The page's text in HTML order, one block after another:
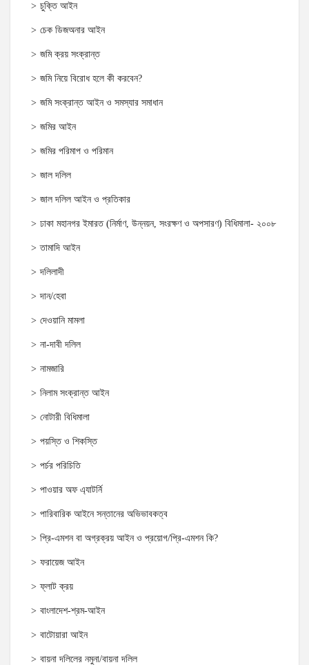
চুক্তি আইন
চেক ডিজঅনার আইন
জমি ক্রয় সংক্রান্ত
জমি নিয়ে বিরোধ হলে কী করবেন?
জমি সংক্রান্ত আইন ও সমস্যার সমাধান
জমির আইন
জমির পরিমাপ ও পরিমান
জাল দলিল
জাল দলিল আইন ও প্রতিকার
ঢাকা মহানগর ইমারত (নির্মাণ, উন্নয়ন, সংরক্ষণ ও অপসারণ) বিধিমালা- ২০০৮
তামাদি আইন
দলিলাদী
দান/হেবা
দেওয়ানি মামলা
না-দাবী দলিল
নামজারি
নিলাম সংক্রান্ত আইন
নোটারী বিধিমালা
পয়স্তি ও শিকস্তি
পর্চর পরিচিতি
পাওয়ার অফ এ্যাটর্নি
পারিবারিক আইনে সন্তানের অভিভাবকত্ব
প্রি-এমশন বা অগ্রক্রয় আইন ও প্রয়োগ/প্রি-এমশন কি?
ফরায়েজ আইন
ফ্লাট ক্রয়
বাংলাদেশ-শ্রম-আইন
বাটোয়ারা আইন
বায়না দলিলের নমুনা/বায়না দলিল